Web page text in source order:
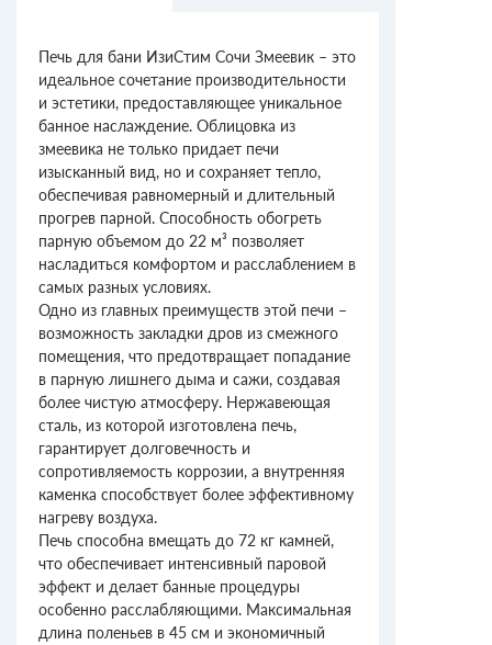
Печь для бани ИзиСтим Сочи Змеевик – это
идеальное сочетание производительности
и эстетики, предоставляющее уникальное
банное наслаждение. Облицовка из
змеевика не только придает печи
изысканный вид, но и сохраняет тепло,
обеспечивая равномерный и длительный
прогрев парной. Способность обогреть
парную объемом до 22 м³ позволяет
насладиться комфортом и расслаблением в
самых разных условиях.
Одно из главных преимуществ этой печи –
возможность закладки дров из смежного
помещения, что предотвращает попадание
в парную лишнего дыма и сажи, создавая
более чистую атмосферу. Нержавеющая
сталь, из которой изготовлена печь,
гарантирует долговечность и
сопротивляемость коррозии, а внутренняя
каменка способствует более эффективному
нагреву воздуха.
Печь способна вмещать до 72 кг камней,
что обеспечивает интенсивный паровой
эффект и делает банные процедуры
особенно расслабляющими. Максимальная
длина поленьев в 45 см и экономичный